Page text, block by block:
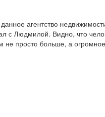
агентство
с Людмилой. Видно, что
не просто больше, а огромное